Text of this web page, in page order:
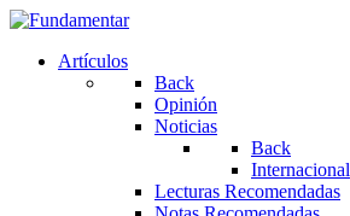
Artículos
Back
Opinión
Noticias
Back
Internacional
Lecturas Recomendadas